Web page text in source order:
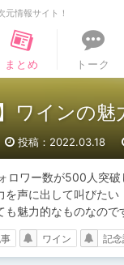
情報サイト！
ンネル
まとめ
トーク
】ワインの
投稿：2022.03.18
ロワー数が500人突破
を声に出して叫びた
も魅力的なものなの
ワイン 記